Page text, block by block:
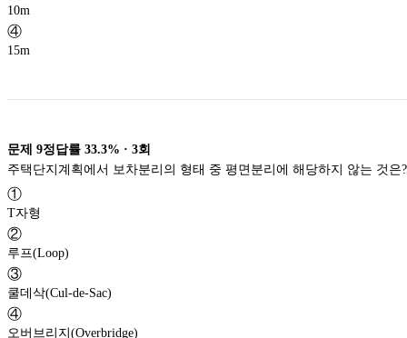
10m
④
15m
문제 9정답률 33.3% · 3회
주택단지계획에서 보차분리의 형태 중 평면분리에 해당하지 않는 것은?
①
T자형
②
루프(Loop)
③
쿨데삭(Cul-de-Sac)
④
오버브리지(Overbridge)